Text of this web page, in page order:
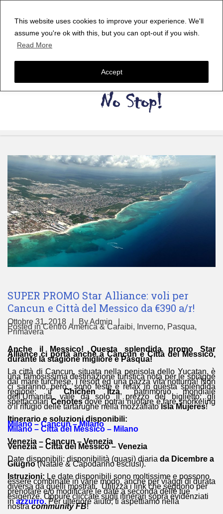
This website uses cookies to improve your experience. We'll
assume you're ok with this, but you can opt-out if you wish.
Read More
Accept
SUPER PROMO Star Alliance: voli per
Cancun e Città del Messico da €390 a/r!
Ottobre 31, 2018 ByAdmin
Posted inCentro America & Caraibi, Inverno, Pasqua,
Primavera
Anche il Messico! Questa splendida promo Star
Alliance ci porta anche a Cancun e Città del Messico,
durante la stagione migliore e Pasqua!
La città di Cancun, situata nella penisola dello Yucatan, è
una famosissima destinazione turistica nota per le spiagge
dal mare turchese, i resort ed una pazza vita notturna! Non
ci saranno, pero’, sono feste e relax in questa splendida
regione: ilChichen Itza, patrimonio mondiale
dell’Umanità, vale da solo il prezzo del biglietto; gli
spettacolariCenotesdove potrai nuotare e fare snorkeling
o il rifugio delle tartarughe nella mozzafiato Isla Mujeres!
Itinerario e soluzioni disponibili:
Milano – Cancun – Milano
Milano – Città del Messico – Milano
Venezia – Cancun – Venezia
Venezia – Città del Messico – Venezia
Date disponibili: disponibilità (quasi) diaria da Dicembre a
Giugno(Natale & Capodanno esclusi).
Istruzioni: Le date disponibili sono moltissime e possono
essere combinate in varie modo, anche per viaggi di durata
diversa da quelli mostrati. Utilizza i link che seguono per
prenotare e/o modificare le date a seconda delle tue
esigenze. Oppure cliccate sugli itinerari sopra evidenziati
in azzurro.Per ulteriore aiuto, ti aspettiamo nella
nostracommunity FB!